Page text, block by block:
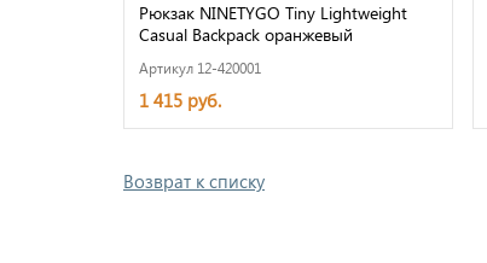
Рюкзак NINETYGO Tiny Lightweight
Casual Backpack оранжевый
Артикул 12-420001
1 415 руб.
Возврат к списку